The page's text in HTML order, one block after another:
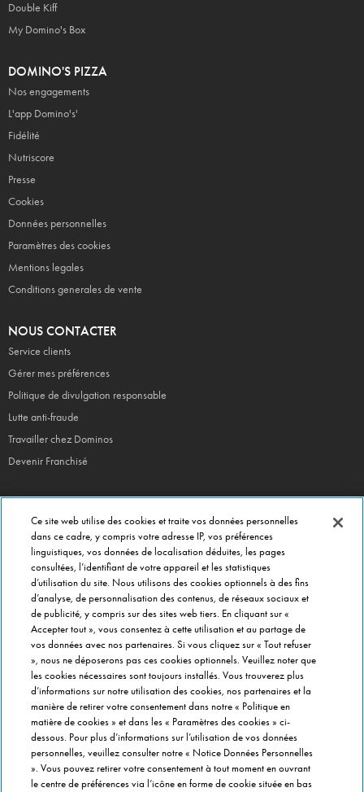
Double Kiff
My Domino's Box
DOMINO'S PIZZA
Nos engagements
L'app Domino's'
Fidélité
Nutriscore
Presse
Cookies
Données personnelles
Paramètres des cookies
Mentions legales
Conditions generales de vente
NOUS CONTACTER
Service clients
Gérer mes préférences
Politique de divulgation responsable
Lutte anti-fraude
Travailler chez Dominos
Devenir Franchisé
EN CE MOMENT
Bouchées Doubles
Jours Fous
Domino's x Oasis x Spiderman
Nos opérations locales
PRÈS DE CHEZ VOUS
Pizzas Paris
Pizzas Lyon
Pizzas Marseille
Pizzas Lille
Pizzas Nantes
Ce site web utilise des cookies et traite vos données personnelles
dans ce cadre, y compris votre adresse IP, vos préférences
linguistiques, vos données de localisation déduites, les pages
consultées, l’identifiant de votre appareil et les statistiques
d’utilisation du site. Nous utilisons des cookies optionnels à des fins
d’analyse, de personnalisation des contenus, de réseaux sociaux et
de publicité, y compris sur des sites web tiers. En cliquant sur «
Accepter tout », vous consentez à cette utilisation et au partage de
vos données avec nos partenaires. Si vous cliquez sur « Tout refuser
», nous ne déposerons pas ces cookies optionnels. Veuillez noter que
les cookies nécessaires sont toujours installés. Vous trouverez plus
d’informations sur notre utilisation des cookies, nos partenaires et la
manière de retirer votre consentement dans notre « Politique en
matière de cookies » et dans les « Paramètres des cookies » ci-
dessous. Pour plus d’informations sur l’utilisation de vos données
personnelles, veuillez consulter notre « Notice Données Personnelles
». Vous pouvez retirer votre consentement à tout moment en ouvrant
le centre de préférences via l’icône en forme de cookie située en bas